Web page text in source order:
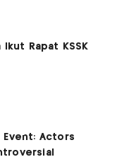
Ikut Rapat KSSK